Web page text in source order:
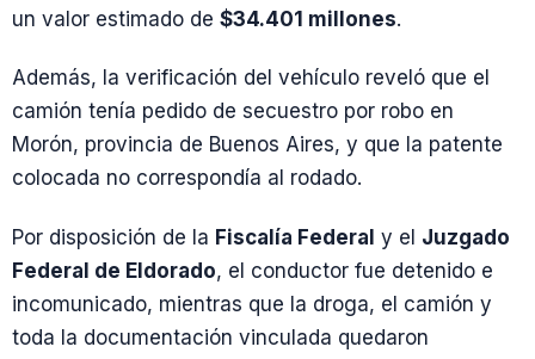
un valor estimado de $34.401 millones.
Además, la verificación del vehículo reveló que el
camión tenía pedido de secuestro por robo en
Morón, provincia de Buenos Aires, y que la patente
colocada no correspondía al rodado.
Por disposición de la Fiscalía Federal y el Juzgado
Federal de Eldorado, el conductor fue detenido e
incomunicado, mientras que la droga, el camión y
toda la documentación vinculada quedaron